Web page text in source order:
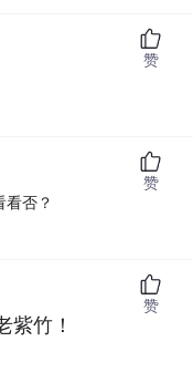
赞
看否？
赞
紫竹！
赞